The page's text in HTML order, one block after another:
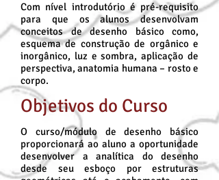
Com nível introdutório é pré-requisito
para que os alunos desenvolvam
conceitos de desenho básico como,
esquema de construção de orgânico e
inorgânico, luz e sombra, aplicação de
perspectiva, anatomia humana – rosto e
corpo.
Objetivos do Curso
O curso/módulo de desenho básico
proporcionará ao aluno a oportunidade
desenvolver a analítica do desenho
desde seu esboço por estruturas